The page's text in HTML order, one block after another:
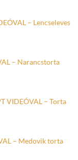
– Lencseleves
– Narancstorta
VIDEÓVAL – Torta
– Medovik torta